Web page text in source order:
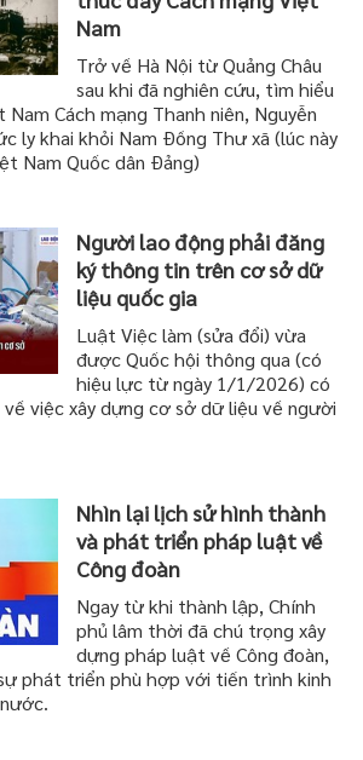
Nam
Trở về Hà Nội từ Quảng Châu
sau khi đã nghiên cứu, tìm hiểu
Nam Cách mạng Thanh niên, Nguyễn
ly khai khỏi Nam Đồng Thư xã (lúc này
Nam Quốc dân Đảng)
Người lao động phải đăng
ký thông tin trên cơ sở dữ
liệu quốc gia
Luật Việc làm (sửa đổi) vừa
được Quốc hội thông qua (có
hiệu lực từ ngày 1/1/2026) có
việc xây dựng cơ sở dữ liệu về người
Nhìn lại lịch sử hình thành
và phát triển pháp luật về
Công đoàn
Ngay từ khi thành lập, Chính
phủ lâm thời đã chú trọng xây
dựng pháp luật về Công đoàn,
phát triển phù hợp với tiến trình kinh